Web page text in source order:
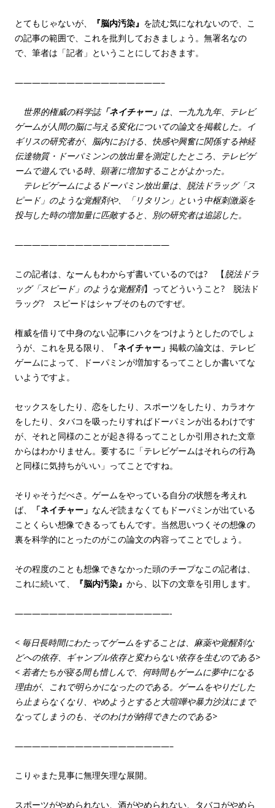
とてもじゃないが、 『脳内汚染』 を読む気になれないので、こ
の記事の範囲で、これを批判しておきましょう。無署名なの
で、筆者は「記者」ということにしておきます。
—————————————————–
世界的権威の科学誌「ネイチャー」 は、一九九九年、テレビ
ゲームが人間の脳に与える変化についての論文を掲載した。イ
ギリスの研究者が、脳内における、快感や興奮に関係する神経
伝達物質・ドーパミンンの放出量を測定したところ、テレビゲ
ームで遊んでいる時、顕著に増加することがよかった。
テレビゲームによるドーパミン放出量は、脱法ドラッグ「ス
ピード」のような覚醒剤や、「リタリン」という中枢刺激薬を
投与した時の増加量に匹敵すると、別の研究者は追認した。
——————————————————
この記者は、なーんもわからず書いているのでは? 【脱法ドラ
ッグ「スピード」のような覚醒剤】ってどういうこと? 脱法ド
ラッグ? スピードはシャブそのものですぜ。
権威を借りて中身のない記事にハクをつけようとしたのでしょ
うが、これを見る限り、
「ネイチャー」 掲載の論文は、テレビ
ゲームによって、ドーパミンが増加するってことしか書いてな
いようですよ。
セックスをしたり、恋をしたり、スポーツをしたり、カラオケ
をしたり、タバコを吸ったりすればドーパミンが出るわけです
が、それと同様のことが起き得るってことしか引用された文章
からはわかりません。要するに「テレビゲームはそれらの行為
と同様に気持ちがいい」ってことですね。
そりゃそうだべさ。ゲームをやっている自分の状態を考えれ
ば、
「ネイチャー」 なんぞ読まなくてもドーパミンが出ている
ことくらい想像できるってもんです。当然思いつくその想像の
裏を科学的にとったのがこの論文の内容ってことでしょう。
その程度のことも想像できなかった頭のチープなこの記者は、
これに続いて、
『脳内汚染』 から、以下の文章を引用します。
——————————————————-
< 毎日長時間にわたってゲームをすることは、麻薬や覚醒剤な
どへの依存、ギャンブル依存と変わらない依存を生むのである>
< 若者たちが寝る間も惜しんで、何時間もゲームに夢中になる
理由が、これで明らかになったのである。ゲームをやりだした
ら止まらなくなり、やめようとすると大喧嘩や暴力沙汰にまで
なってしまうのも、そのわけが納得できたのである>
——————————————————–
こりゃまた見事に無理矢理な展開。
スポーツがやめられない、酒がやめられない、タバコがやめら